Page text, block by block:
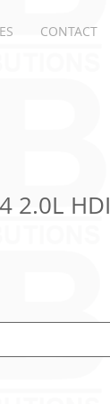
CONTACT
2.0L HDI